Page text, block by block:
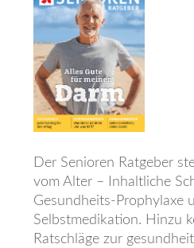
Der Senioren Ratgeber
vom Alter – Inhaltliche
Gesundheits-Prophylaxe
Selbstmedikation. Hinzu
Ratschläge zur